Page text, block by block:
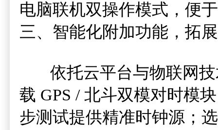
电脑联机双操作模式，便
三、智能化附加功能，拓
依托云平台与物联网技
载 GPS / 北斗双模对时模
步测试提供精准时钟源；